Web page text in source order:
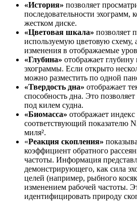
«История» позволяет
последовательности эхограмм,
жестком диске.
«Цветовая шкала» позволяет
используемую цветовую схему,
изменения в отображаемые
«Глубина» отображает
эхограммы. Если открыто
можно разместить по одной
«Твердость дна» отображает
способность дна. Это
под килем судна.
«Биомасса» отображает
соответствующий показателю
миля².
«Реакция скопления»
коэффициент обратного
частоты. Информация
демонстрирующего, как сила
целей (например, рыбного
изменением рабочей частоты.
идентифицировать природу